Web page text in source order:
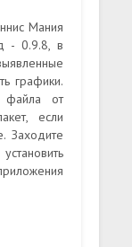
Мания
- 0.9.8, в
графики.
файла от
если
Заходите